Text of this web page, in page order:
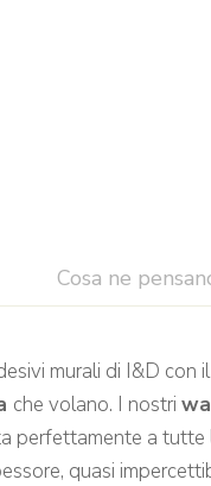
Cosa ne
murali di I&D
che volano. I nostri
perfettamente a tutte
quasi